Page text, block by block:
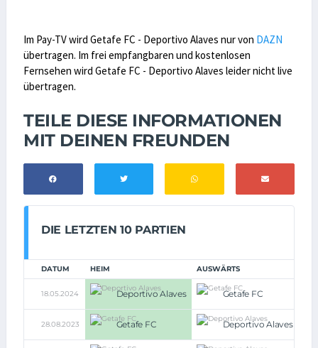
Im Pay-TV wird Getafe FC - Deportivo Alaves nur von DAZN
übertragen. Im frei empfangbaren und kostenlosen
Fernsehen wird Getafe FC - Deportivo Alaves leider nicht live
übertragen.
TEILE DIESE INFORMATIONEN
MIT DEINEN FREUNDEN
DIE LETZTEN 10 PARTIEN
DATUM HEIM AUSWÄRTS
18.05.2024 Deportivo Alaves Getafe FC
28.08.2023 Getafe FC Deportivo Alaves